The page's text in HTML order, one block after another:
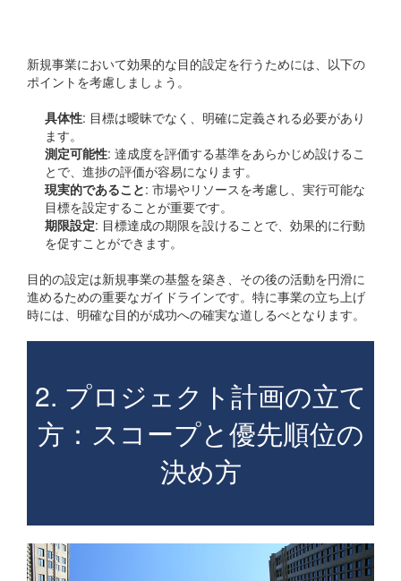
新規事業において効果的な目的設定を行うためには、以下の
ポイントを考慮しましょう。
具体性: 目標は曖昧でなく、明確に定義される必要があり
ます。
測定可能性: 達成度を評価する基準をあらかじめ設けるこ
とで、進捗の評価が容易になります。
現実的であること: 市場やリソースを考慮し、実行可能な
目標を設定することが重要です。
期限設定: 目標達成の期限を設けることで、効果的に行動
を促すことができます。
目的の設定は新規事業の基盤を築き、その後の活動を円滑に
進めるための重要なガイドラインです。特に事業の立ち上げ
時には、明確な目的が成功への確実な道しるべとなります。
2. プロジェクト計画の立て
方：スコープと優先順位の
決め方